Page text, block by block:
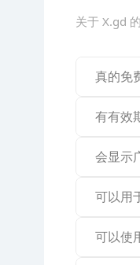
关于 X.gd
真的免
有有效
会显示
可以用
可以使